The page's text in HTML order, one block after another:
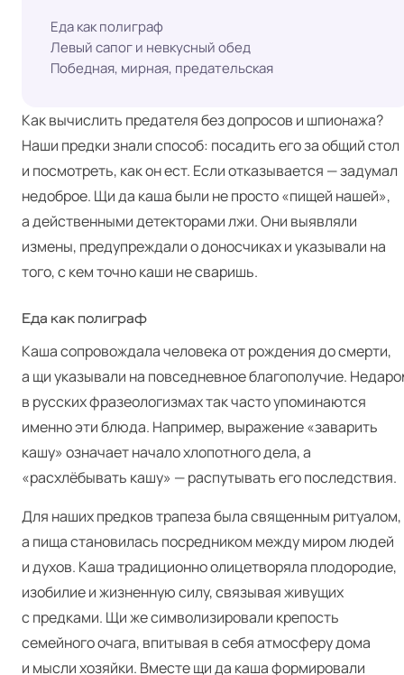
Еда как полиграф
Левый сапог и невкусный обед
Победная, мирная, предательская
Как вычислить предателя без допросов и шпионажа?
Наши предки знали способ: посадить его за общий стол
и посмотреть, как он ест. Если отказывается — задумал
недоброе. Щи да каша были не просто «пищей нашей»,
а действенными детекторами лжи. Они выявляли
измены, предупреждали о доносчиках и указывали на
того, с кем точно каши не сваришь.
Еда как полиграф
Каша сопровождала человека от рождения до смерти,
а щи указывали на повседневное благополучие.
в русских фразеологизмах так часто упоминаются
именно эти блюда. Например, выражение «заварить
кашу» означает начало хлопотного дела, а
«расхлёбывать кашу» — распутывать его последствия.
Для наших предков трапеза была священным ритуалом,
а пища становилась посредником между миром людей
и духов. Каша традиционно олицетворяла плодородие,
изобилие и жизненную силу, связывая живущих
с предками. Щи же символизировали крепость
семейного очага, впитывая в себя атмосферу дома
и мысли хозяйки. Вместе щи да каша формировали